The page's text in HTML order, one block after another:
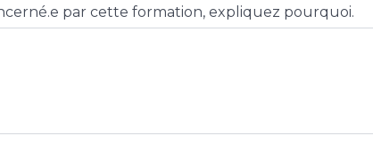
par cette formation, expliquez pourquoi.